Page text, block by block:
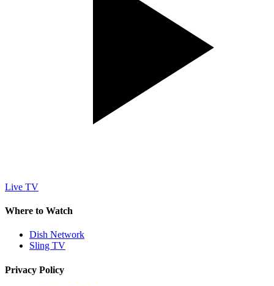
Live TV
Where to Watch
Dish Network
Sling TV
Privacy Policy